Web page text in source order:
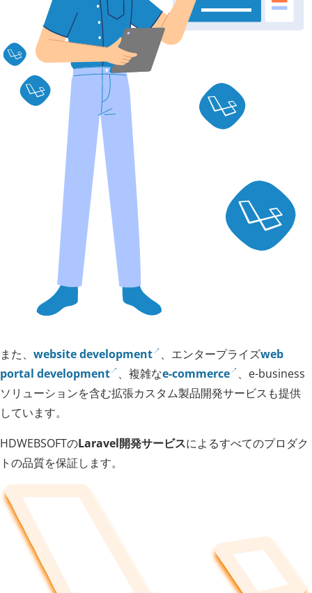
また、 website development 、エンタープライズweb
portal development 、複雑なe-commerce 、e-business
ソリューションを含む拡張カスタム製品開発サービスも提供
しています。
HDWEBSOFTのLaravel開発サービスによるすべてのプロダク
トの品質を保証します。